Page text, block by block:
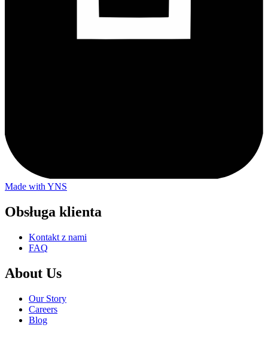
Made with YNS
Obsługa klienta
Kontakt z nami
FAQ
About Us
Our Story
Careers
Blog